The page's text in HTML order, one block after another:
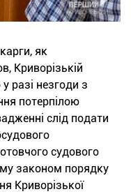
як
Криворізькій
разі незгоди з
потерпілою
слід подати
судового
законом порядку
Криворізької